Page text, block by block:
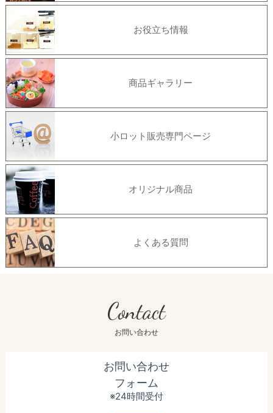
お役立ち情報
商品ギャラリー
小ロット販売専門ページ
オリジナル商品
よくある質問
Contact
お問い合わせ
お問い合わせ
フォーム
※24時間受付